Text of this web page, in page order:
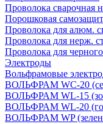
Проволока сварочная
Порошковая
Проволока для алюм.
Проволока для нерж.
Проволока для
Электроды
Вольфрамовые
ВОЛЬФРАМ WC-20
ВОЛЬФРАМ WL-15
ВОЛЬФРАМ WL-20
ВОЛЬФРАМ WP